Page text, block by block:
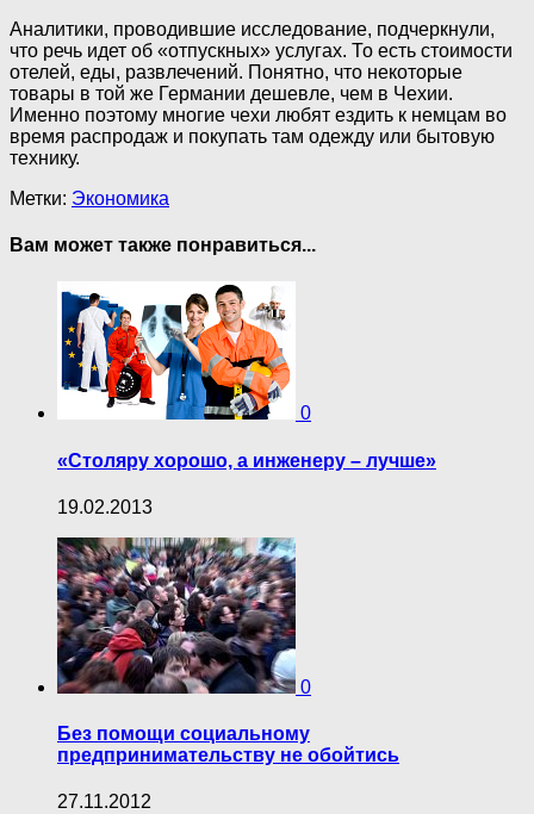
Аналитики, проводившие исследование, подчеркнули,
что речь идет об «отпускных» услугах. То есть стоимости
отелей, еды, развлечений. Понятно, что некоторые
товары в той же Германии дешевле, чем в Чехии.
Именно поэтому многие чехи любят ездить к немцам во
время распродаж и покупать там одежду или бытовую
технику.
Метки: Экономика
Вам может также понравиться...
0
«Столяру хорошо, а инженеру – лучше»
19.02.2013
0
Без помощи социальному
предпринимательству не обойтись
27.11.2012